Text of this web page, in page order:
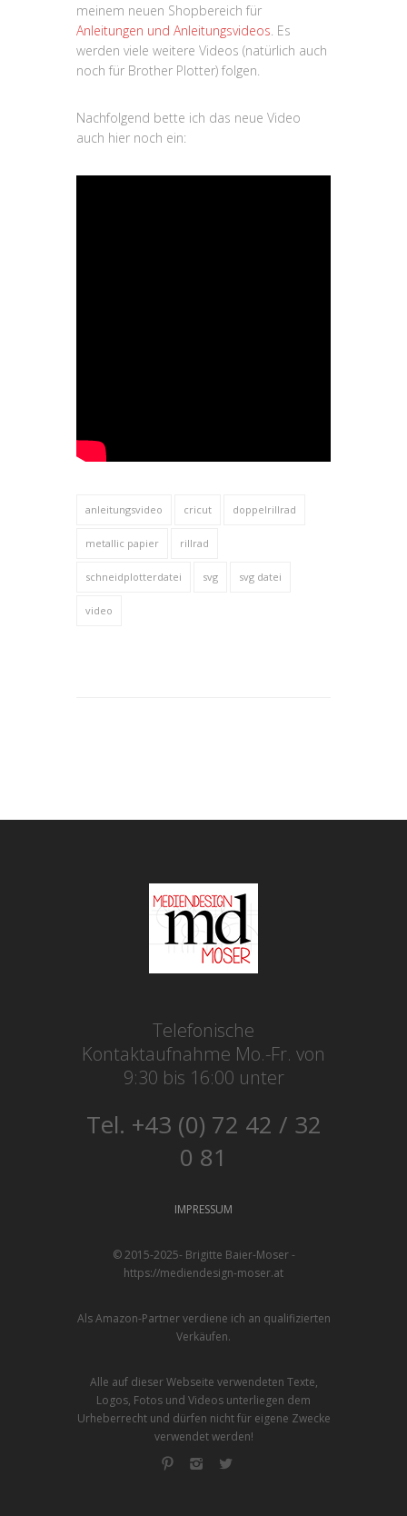
meinem neuen Shopbereich für
Anleitungen und Anleitungsvideos . Es
werden viele weitere Videos (natürlich auch
noch für Brother Plotter) folgen.
Nachfolgend bette ich das neue Video
auch hier noch ein:
anleitungsvideo cricut doppelrillrad
metallic papier rillrad
schneidplotterdatei svg svg datei
video
Telefonische
Kontaktaufnahme Mo.-Fr. von
9:30 bis 16:00 unter
Tel. +43 (0) 72 42 / 32
0 81
IMPRESSUM
© 2015-2025- Brigitte Baier-Moser -
https://mediendesign-moser.at
Als Amazon-Partner verdiene ich an qualifizierten
Verkäufen.
Alle auf dieser Webseite verwendeten Texte,
Logos, Fotos und Videos unterliegen dem
Urheberrecht und dürfen nicht für eigene Zwecke
verwendet werden!